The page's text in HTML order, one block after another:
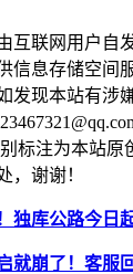
互联网用户自
信息存储空间
发现本站有涉
标注为本站原
，谢谢！
独库公路今日
就崩了！客服